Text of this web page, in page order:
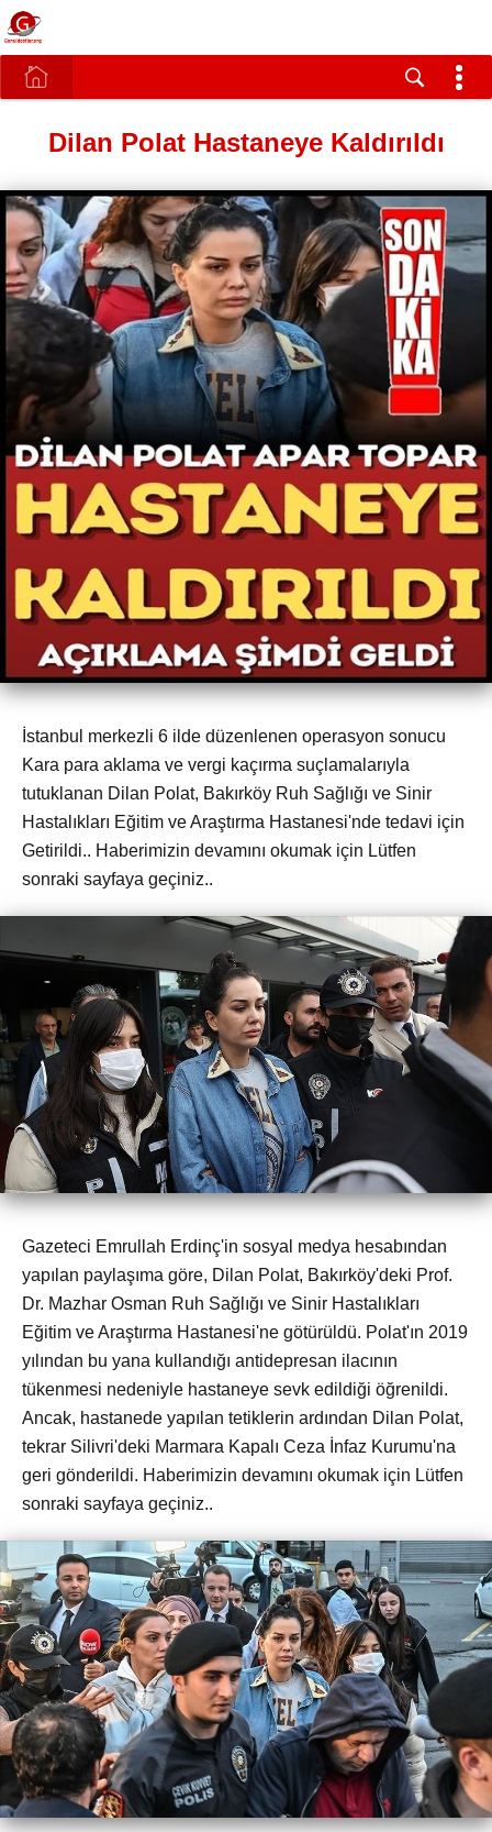
Dilan Polat Hastaneye Kaldırıldı
İstanbul merkezli 6 ilde düzenlenen operasyon sonucu
Kara para aklama ve vergi kaçırma suçlamalarıyla
tutuklanan Dilan Polat, Bakırköy Ruh Sağlığı ve Sinir
Hastalıkları Eğitim ve Araştırma Hastanesi'nde tedavi için
Getirildi.. Haberimizin devamını okumak için Lütfen
sonraki sayfaya geçiniz..
Gazeteci Emrullah Erdinç'in sosyal medya hesabından
yapılan paylaşıma göre, Dilan Polat, Bakırköy'deki Prof.
Dr. Mazhar Osman Ruh Sağlığı ve Sinir Hastalıkları
Eğitim ve Araştırma Hastanesi'ne götürüldü. Polat'ın 2019
yılından bu yana kullandığı antidepresan ilacının
tükenmesi nedeniyle hastaneye sevk edildiği öğrenildi.
Ancak, hastanede yapılan tetiklerin ardından Dilan Polat,
tekrar Silivri'deki Marmara Kapalı Ceza İnfaz Kurumu'na
geri gönderildi. Haberimizin devamını okumak için Lütfen
sonraki sayfaya geçiniz..